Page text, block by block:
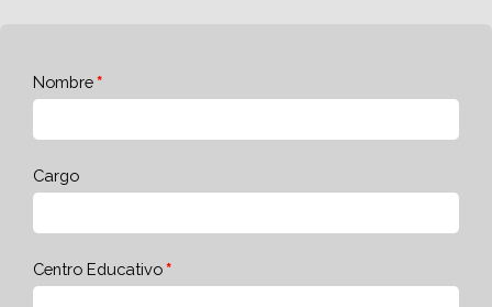
Nombre
Cargo
Centro Educativo